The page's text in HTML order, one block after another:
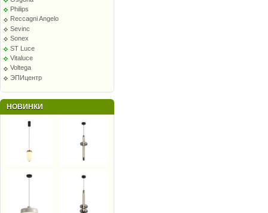
Philips
Reccagni Angelo
Sevinc
Sonex
ST Luce
Vitaluce
Voltega
ЭПИцентр
НОВИНКИ